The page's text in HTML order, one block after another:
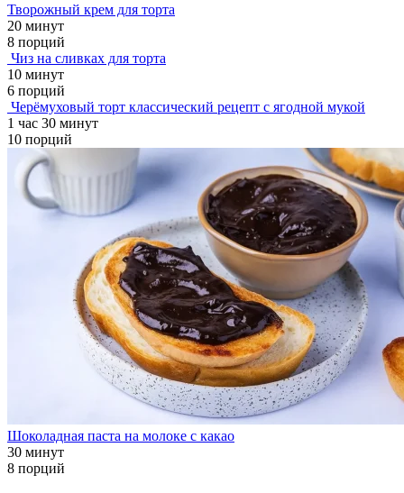
Творожный крем для торта
20 минут
8 порций
Чиз на сливках для торта
10 минут
6 порций
Черёмуховый торт классический рецепт с ягодной мукой
1 час 30 минут
10 порций
Шоколадная паста на молоке с какао
30 минут
8 порций